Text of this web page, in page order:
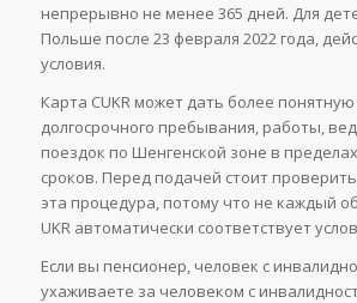
непрерывно не менее 365 дней. Для
Польше после 23 февраля 2022 года,
условия.
Карта CUKR может дать более понятную
долгосрочного пребывания, работы,
поездок по Шенгенской зоне в
сроков. Перед подачей стоит
эта процедура, потому что не каждый
UKR автоматически соответствует
Если вы пенсионер, человек с
ухаживаете за человеком с